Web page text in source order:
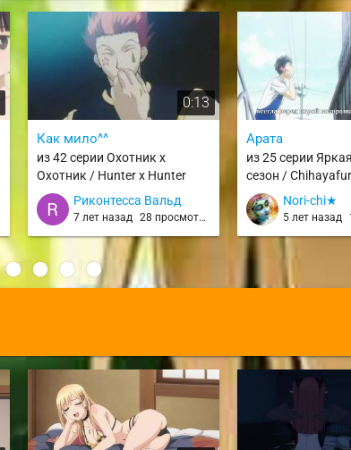
0:13
Как мило^^
из 42 серии Охотник х
Охотник / Hunter x Hunter
(1999) / hxh99
Риконтесса Вальд
7 лет назад 28 просмотров
Арата
из 25 серии
сезон /
Nori-chi★
5 лет назад